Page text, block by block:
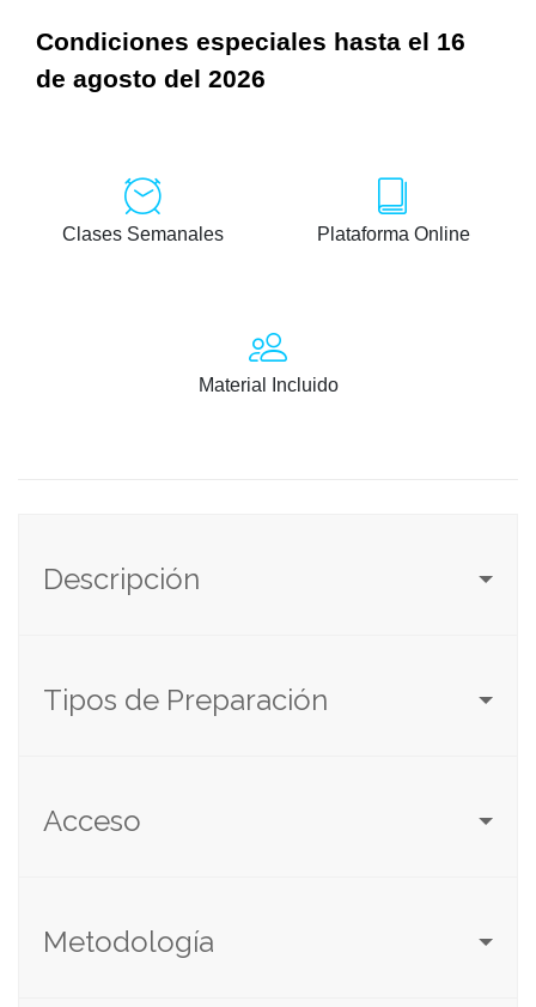
Condiciones especiales hasta el 16
de agosto del 2026
Clases Semanales Plataforma Online
Material Incluido
Descripción
Tipos de Preparación
Acceso
Metodología